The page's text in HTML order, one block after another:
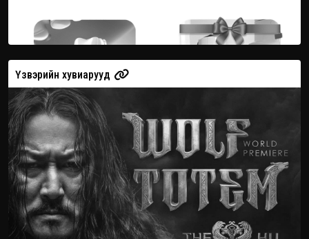
Үзвэрийн хувиарууд